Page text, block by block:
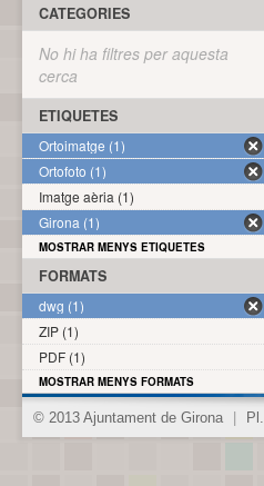
CATEGORIES
No hi ha filtres per aquesta
cerca
ETIQUETES
Ortoimatge (1)
Ortofoto (1)
Imatge aèria (1)
Girona (1)
MOSTRAR MENYS ETIQUETES
FORMATS
dwg (1)
ZIP (1)
PDF (1)
MOSTRAR MENYS FORMATS
© 2013 Ajuntament de Girona